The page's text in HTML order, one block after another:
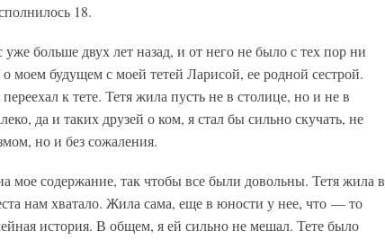
18.
больше двух лет назад, и от него не было с тех пор ни
моем будущем с моей тетей Ларисой, ее родной сестрой.
к тете. Тетя жила пусть не в столице, но и не в
да и таких друзей о ком, я стал бы сильно скучать, не
но и без сожаления.
мое содержание, так чтобы все были довольны. Тетя жила в
нам хватало. Жила сама, еще в юности у нее, что — то
история. В общем, я ей сильно не мешал. Тете было